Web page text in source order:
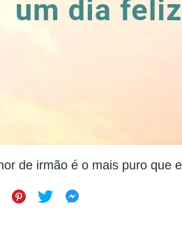
de irmão é o mais puro que